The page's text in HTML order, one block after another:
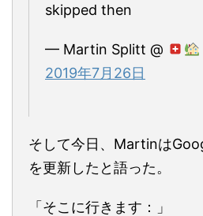
skipped then
— Martin Splitt @
2019年7月26日
そして今日、Martinは
を更新したと語った。
「そこに行きます：」